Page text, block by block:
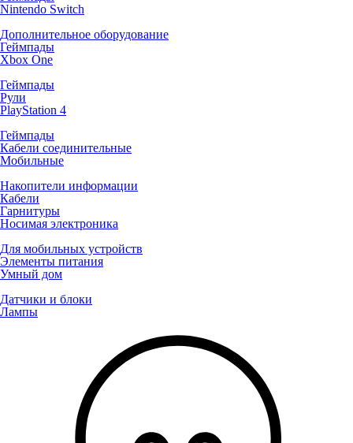
Nintendo Switch
Дополнительное оборудование
Геймпады
Xbox One
Геймпады
Рули
PlayStation 4
Геймпады
Кабели соединительные
Мобильные
Накопители информации
Кабели
Гарнитуры
Носимая электроника
Для мобильных устройств
Элементы питания
Умный дом
Датчики и блоки
Лампы